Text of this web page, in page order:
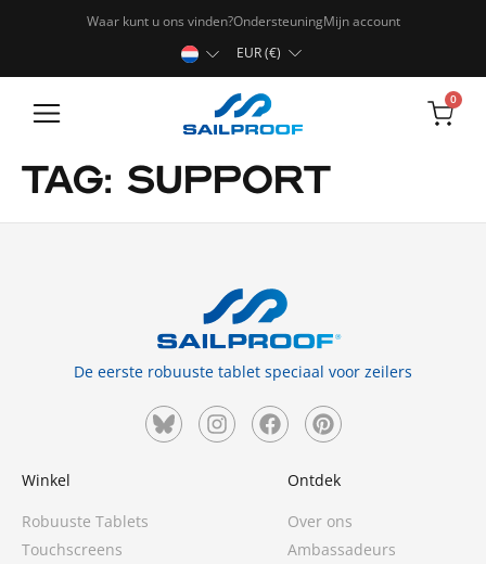
EUR (€)
Waar kunt u ons vinden?OndersteuningMijn account
0
TAG: SUPPORT
De eerste robuuste tablet speciaal voor zeilers
Winkel
Robuuste Tablets
Touchscreens
Ontdek
Over ons
Ambassadeurs